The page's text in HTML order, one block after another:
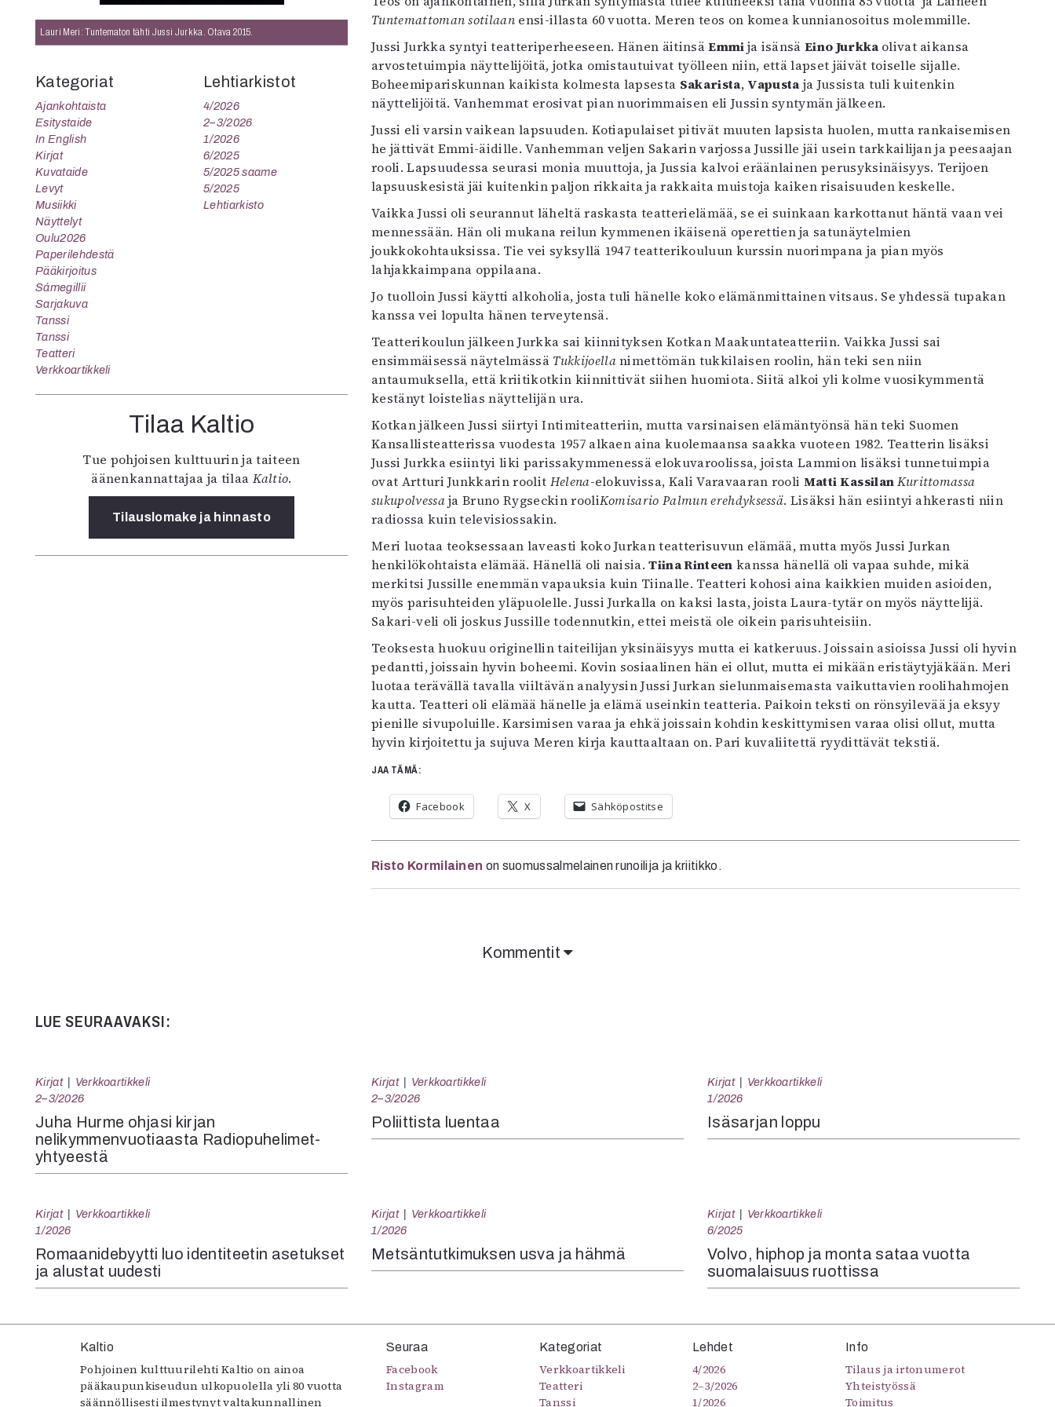
Kuvataide
Kirjat
In English
Esitystaide
Arkisto
Tuntemattoman sotilaan ensi-illasta 60 vuotta. Meren teos on komea kunnianosoitus molemmille.
Jussi Jurkka syntyi teatteriperheeseen. Hänen äitinsäEmmija isänsäEino Jurkka olivat aikansa
arvostetuimpia näyttelijöitä, jotka omistautuivat työlleen niin, että lapset jäivät toiselle sijalle.
Boheemipariskunnan kaikista kolmesta lapsesta Sakarista, Vapusta ja Jussista tuli kuitenkin
näyttelijöitä. Vanhemmat erosivat pian nuorimmaisen eli Jussin syntymän jälkeen.
Jussi eli varsin vaikean lapsuuden. Kotiapulaiset pitivät muuten lapsista huolen, mutta rankaisemisen
he jättivät Emmi-äidille. Vanhemman veljen Sakarin varjossa Jussille jäi usein tarkkailijan ja peesaajan
rooli. Lapsuudessa seurasi monia muuttoja, ja Jussia kalvoi eräänlainen perusyksinäisyys. Terijoen
lapsuuskesistä jäi kuitenkin paljon rikkaita ja rakkaita muistoja kaiken risaisuuden keskelle.
Vaikka Jussi oli seurannut läheltä raskasta teatterielämää, se ei suinkaan karkottanut häntä vaan vei
mennessään. Hän oli mukana reilun kymmenen ikäisenä operettien ja satunäytelmien
joukkokohtauksissa. Tie vei syksyllä 1947 teatterikouluun kurssin nuorimpana ja pian myös
lahjakkaimpana oppilaana.
Jo tuolloin Jussi käytti alkoholia, josta tuli hänelle koko elämänmittainen vitsaus. Se yhdessä tupakan
kanssa vei lopulta hänen terveytensä.
Teatterikoulun jälkeen Jurkka sai kiinnityksen Kotkan Maakuntateatteriin. Vaikka Jussi sai
ensimmäisessä näytelmässä Tukkijoellanimettömän tukkilaisen roolin, hän teki sen niin
antaumuksella, että kriitikotkin kiinnittivät siihen huomiota. Siitä alkoi yli kolme vuosikymmentä
kestänyt loistelias näyttelijän ura.
Kotkan jälkeen Jussi siirtyi Intimiteatteriin, mutta varsinaisen elämäntyönsä hän teki Suomen
Kansallisteatterissa vuodesta 1957 alkaen aina kuolemaansa saakka vuoteen 1982. Teatterin lisäksi
Jussi Jurkka esiintyi liki parissakymmenessä elokuvaroolissa, joista Lammion lisäksi tunnetuimpia
ovat Artturi Junkkarin roolit Helena-elokuvissa, Kali Varavaaran rooli Matti KassilanKurittomassa
sukupolvessaja Bruno Rygseckin rooliKomisario Palmun erehdyksessä. Lisäksi hän esiintyi ahkerasti niin
radiossa kuin televisiossakin.
Meri luotaa teoksessaan laveasti koko Jurkan teatterisuvun elämää, mutta myös Jussi Jurkan
henkilökohtaista elämää. Hänellä oli naisia.Tiina Rinteen kanssa hänellä oli vapaa suhde, mikä
merkitsi Jussille enemmän vapauksia kuin Tiinalle. Teatteri kohosi aina kaikkien muiden asioiden,
myös parisuhteiden yläpuolelle. Jussi Jurkalla on kaksi lasta, joista Laura-tytär on myös näyttelijä.
Sakari-veli oli joskus Jussille todennutkin, ettei meistä ole oikein parisuhteisiin.
Teoksesta huokuu originellin taiteilijan yksinäisyys mutta ei katkeruus. Joissain asioissa Jussi oli hyvin
pedantti, joissain hyvin boheemi. Kovin sosiaalinen hän ei ollut, mutta ei mikään eristäytyjäkään. Meri
luotaa terävällä tavalla viiltävän analyysin Jussi Jurkan sielunmaisemasta vaikuttavien roolihahmojen
kautta. Teatteri oli elämää hänelle ja elämä useinkin teatteria. Paikoin teksti on rönsyilevää ja eksyy
pienille sivupoluille. Karsimisen varaa ja ehkä joissain kohdin keskittymisen varaa olisi ollut, mutta
hyvin kirjoitettu ja sujuva Meren kirja kauttaaltaan on. Pari kuvaliitettä ryydittävät tekstiä.
JAA TÄMÄ:
Facebook X Sähköpostitse
Risto Kormilainen on suomussalmelainen runoilija ja kriitikko.
Lauri Meri: Tuntematon tähti Jussi Jurkka. Otava 2015.
Kategoriat
Ajankohtaista
Esitystaide
In English
Kirjat
Kuvataide
Levyt
Musiikki
Näyttelyt
Oulu2026
Paperilehdestä
Pääkirjoitus
Sámegillii
Sarjakuva
Tanssi
Tanssi
Teatteri
Verkkoartikkeli
Lehtiarkistot
4/2026
2–3/2026
1/2026
6/2025
5/2025 saame
5/2025
Lehtiarkisto
Tilaa Kaltio
Tue pohjoisen kulttuurin ja taiteen
äänenkannattajaa ja tilaa Kaltio.
Tilauslomake ja hinnasto
Kommentit
LUE SEURAAVAKSI:
Kirjat
Verkkoartikkeli
2–3/2026
Juha Hurme ohjasi kirjan
nelikymmenvuotiaasta Radiopuhelimet-
yhtyeestä
Kirjat
Verkkoartikkeli
2–3/2026
Poliittista luentaa
Kirjat
Verkkoartikkeli
1/2026
Isäsarjan loppu
Kirjat
Verkkoartikkeli
1/2026
Romaanidebyytti luo identiteetin asetukset
ja alustat uudesti
Kirjat
Verkkoartikkeli
1/2026
Metsäntutkimuksen usva ja hähmä
Kirjat
Verkkoartikkeli
6/2025
Volvo, hiphop ja monta sataa vuotta
suomalaisuus ruottissa
Kaltio
Pohjoinen kulttuurilehti Kaltio on ainoa
pääkaupunkiseudun ulkopuolella yli 80 vuotta
säännöllisesti ilmestynyt valtakunnallinen
Seuraa
Facebook
Instagram
Kategoriat
Verkkoartikkeli
Teatteri
Tanssi
Lehdet
4/2026
2–3/2026
1/2026
Info
Tilaus ja irtonumerot
Yhteistyössä
Toimitus